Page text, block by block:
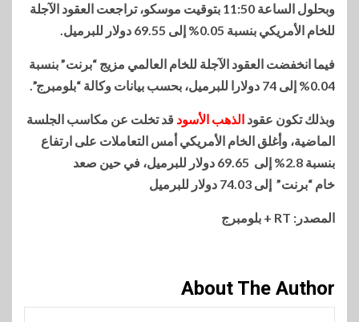
وبحلول الساعة 11:50 بتوقيت موسكو، تراجعت العقود الآجلة
للخام الأمريكي بنسبة 0.05% إلى 69.55 دولار للبرميل.
فيما انخفضت العقود الآجلة للخام العالمي مزيج “برنت” بنسبة
0.04% إلى 74 دولارا للبرميل، بحسب بيانات وكالة “بلومبرج”.
وبذلك تكون عقود الذهب الأسود قد تخلت عن مكاسب الجلسة
الماضية، وأغلق الخام الأمريكي أمس التعاملات على ارتفاع
بنسبة 2.8% إلى 69.65 دولار للبرميل، في حين صعد
خام “برنت” إلى 74.03 دولار للبرميل
المصدر: RT + بلومبرج
About The Author